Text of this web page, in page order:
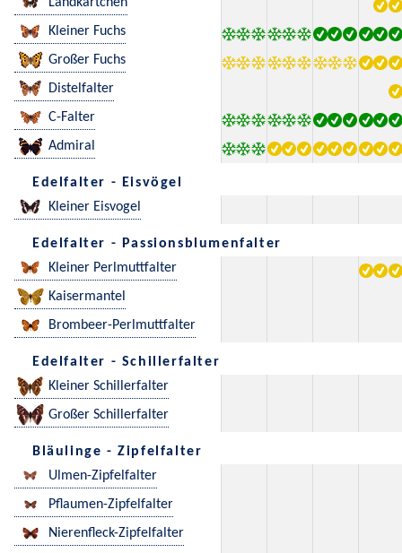
Kleiner Fuchs
Großer Fuchs
Distelfalter
C-Falter
Admiral
Edelfalter - Eisvögel
Kleiner Eisvogel
Edelfalter - Passionsblumenfalter
Kleiner Perlmuttfalter
Kaisermantel
Brombeer-Perlmuttfalter
Edelfalter - Schillerfalter
Kleiner Schillerfalter
Großer Schillerfalter
Bläulinge - Zipfelfalter
Ulmen-Zipfelfalter
Pflaumen-Zipfelfalter
Nierenfleck-Zipfelfalter